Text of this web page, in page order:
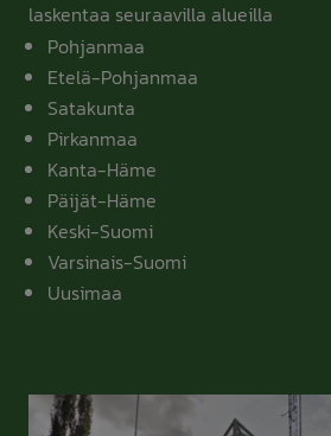
laskentaa seuraavilla alueilla
Pohjanmaa
Etelä-Pohjanmaa
Satakunta
Pirkanmaa
Kanta-Häme
Päijät-Häme
Keski-Suomi
Varsinais-Suomi
Uusimaa